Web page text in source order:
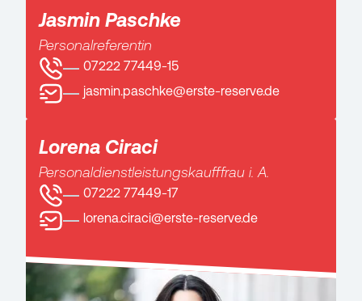
Jasmin Paschke
Personalreferentin
07222 77449-15
jasmin.paschke@erste-reserve.de
Lorena Ciraci
Personaldienstleistungskaufffrau i. A.
07222 77449-17
lorena.ciraci@erste-reserve.de